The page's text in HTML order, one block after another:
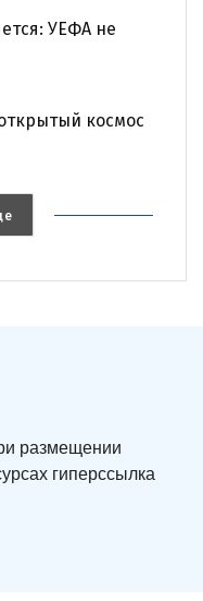
УЕФА не
космос
размещении
гиперссылка